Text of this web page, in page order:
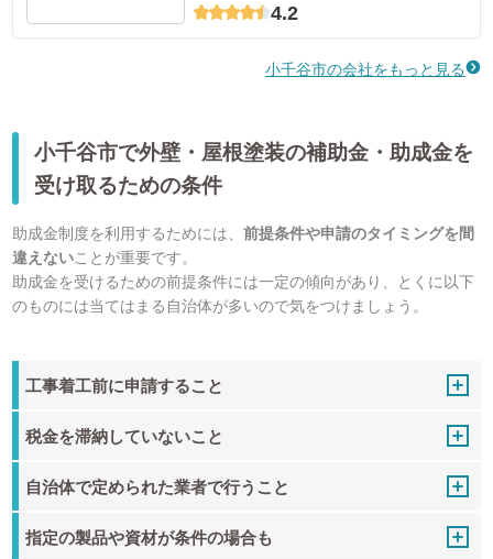
4.2
小千谷市の会社をもっと見る
小千谷市で外壁・屋根塗装の補助金・助成金を
受け取るための条件
助成金制度を利用するためには、前提条件や申請のタイミングを間
違えないことが重要です。
助成金を受けるための前提条件には一定の傾向があり、とくに以下
のものには当てはまる自治体が多いので気をつけましょう。
工事着工前に申請すること
税金を滞納していないこと
自治体で定められた業者で行うこと
指定の製品や資材が条件の場合も